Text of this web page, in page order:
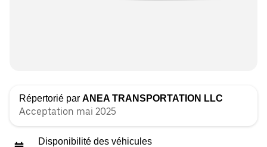
Répertorié par ANEA TRANSPORTATION LLC
Acceptation mai 2025
Disponibilité des véhicules